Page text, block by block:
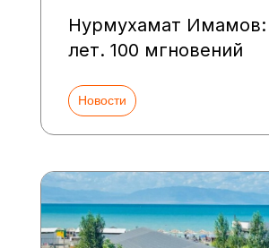
Нурмухамат Имамов:
лет. 100 мгновений
Новости